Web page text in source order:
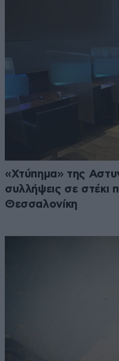
«Χτύπημα» της
συλλήψεις σε στέκι
Θεσσαλονίκη